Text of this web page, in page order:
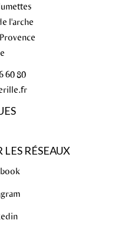
l'arche
60 80
RÉSEAUX